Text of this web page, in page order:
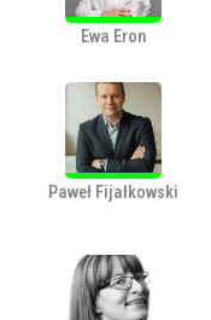
Ewa Eron
Paweł Fijałkowski